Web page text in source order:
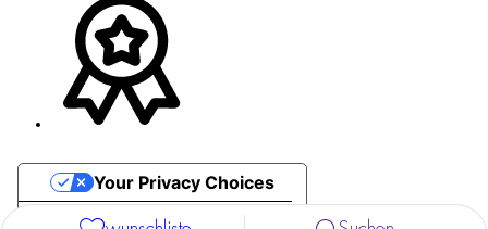
Notice at collection
Your Privacy Choices